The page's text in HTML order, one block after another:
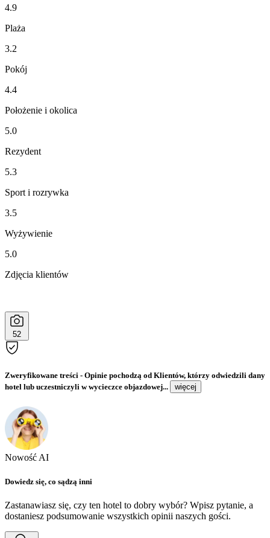
4.9
Plaża
3.2
Pokój
4.4
Położenie i okolica
5.0
Rezydent
5.3
Sport i rozrywka
3.5
Wyżywienie
5.0
Zdjęcia klientów
52
Zweryfikowane treści - Opinie pochodzą od Klientów, którzy odwiedzili dany
hotel lub uczestniczyli w wycieczce objazdowej...
więcej
Nowość AI
Dowiedz się, co sądzą inni
Zastanawiasz się, czy ten hotel to dobry wybór? Wpisz pytanie, a
dostaniesz podsumowanie wszystkich opinii naszych gości.